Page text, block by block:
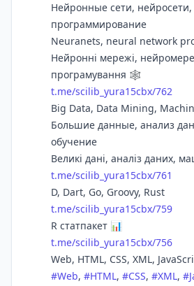
Нейронные сети, нейросети,
программирование
Neuranets, neural network
Нейронні мережі,
програмування 🕸
t.me/scilib_yura15cbx/762
Big Data, Data Mining,
Большие данные, анализ
обучение
Великі дані, аналіз даних,
t.me/scilib_yura15cbx/761
D, Dart, Go, Groovy, Rust
t.me/scilib_yura15cbx/759
R статпакет 📊
t.me/scilib_yura15cbx/756
Web, HTML, CSS, XML,
#Web, #HTML, #CSS, #XML, #